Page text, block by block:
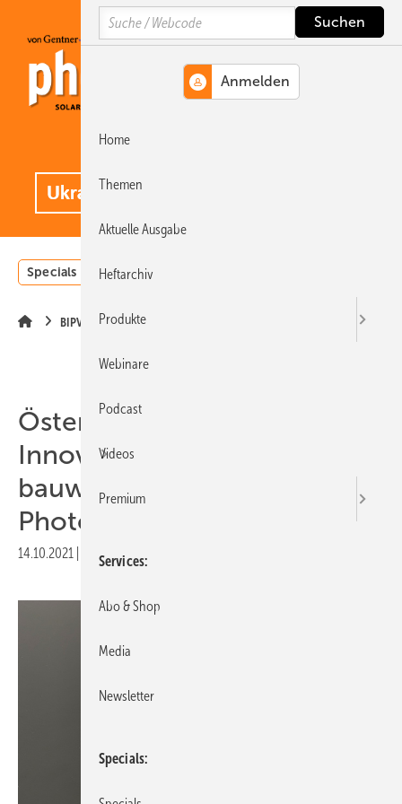
Hauptinhalt
Hauptmenü
SiteSearch
Specials Einstrahlungsatlas
BIPV
Österreich: Dritter
Innovationspreis für
bauwerkintegrierte
Photovoltaik gestartet
14.10.2021 Druckvorschau
Search
Home
Themen
Aktuelle Ausgabe
Heftarchiv
Produkte
Webinare
Podcast
Videos
Premium
Services
Abo & Shop
Media
Newsletter
Specials